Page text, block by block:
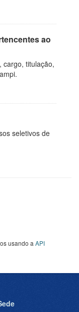
ao
cargo, titulação,
seletivos de
usando a API